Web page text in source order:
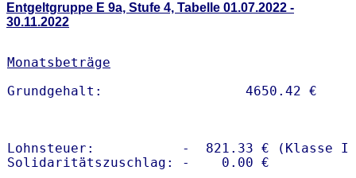
Entgeltgruppe E 9a, Stufe 4, Tabelle 01.07.2022 -
30.11.2022
Monatsbeträge
Lohnsteuer:           -  821.33 € (Klasse I)
Solidaritätszuschlag: -    0.00 €